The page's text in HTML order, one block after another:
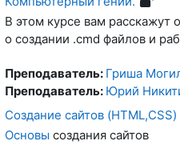
В этом курсе вам расскажут
о создании .cmd файлов и
Преподаватель: Гриша
Преподаватель: Юрий
Создание сайтов (HTML,CSS)
Основы создания сайтов